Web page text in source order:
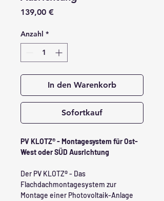
139,00 €
Anzahl *
In den Warenkorb
Sofortkauf
PV KLOTZ® - Montagesystem für Ost-
West oder SÜD Ausrichtung
Der PV KLOTZ® - Das
Flachdachmontagesystem zur
Montage einer Photovoltaik-Anlage